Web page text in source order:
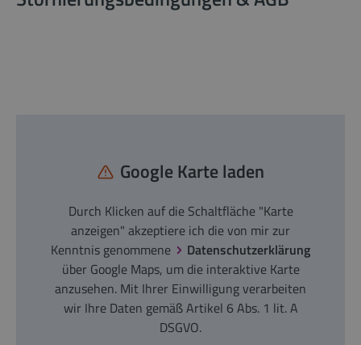
Google Karte laden
Durch Klicken auf die Schaltfläche "Karte
anzeigen" akzeptiere ich die von mir zur
Kenntnis genommene
Datenschutzerklärung
über Google Maps, um die interaktive Karte
anzusehen. Mit Ihrer Einwilligung verarbeiten
wir Ihre Daten gemäß Artikel 6 Abs. 1 lit. A
DSGVO.